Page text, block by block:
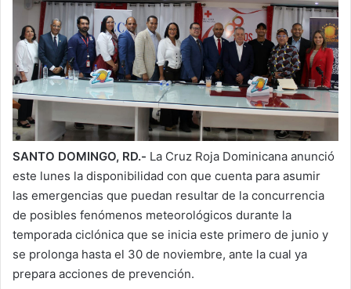
SANTO DOMINGO, RD.- La Cruz Roja Dominicana anunció
este lunes la disponibilidad con que cuenta para asumir
las emergencias que puedan resultar de la concurrencia
de posibles fenómenos meteorológicos durante la
temporada ciclónica que se inicia este primero de junio y
se prolonga hasta el 30 de noviembre, ante la cual ya
prepara acciones de prevención.